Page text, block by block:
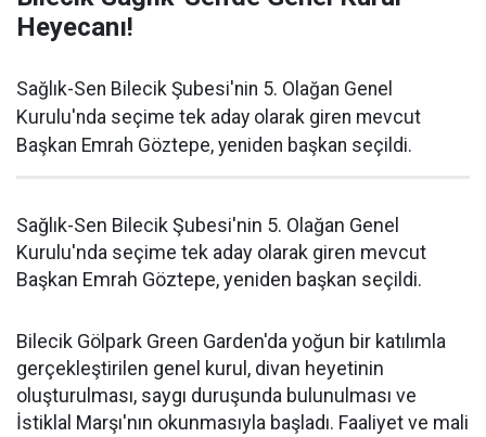
Heyecanı!
Sağlık-Sen Bilecik Şubesi'nin 5. Olağan Genel
Kurulu'nda seçime tek aday olarak giren mevcut
Başkan Emrah Göztepe, yeniden başkan seçildi.
Sağlık-Sen Bilecik Şubesi'nin 5. Olağan Genel
Kurulu'nda seçime tek aday olarak giren mevcut
Başkan Emrah Göztepe, yeniden başkan seçildi.
Bilecik Gölpark Green Garden'da yoğun bir katılımla
gerçekleştirilen genel kurul, divan heyetinin
oluşturulması, saygı duruşunda bulunulması ve
İstiklal Marşı'nın okunmasıyla başladı. Faaliyet ve mali